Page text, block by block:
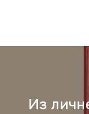
Из